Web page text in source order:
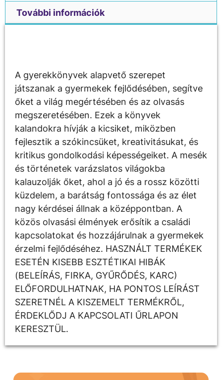
További információk
A gyerekkönyvek alapvető szerepet
játszanak a gyermekek fejlődésében, segítve
őket a világ megértésében és az olvasás
megszeretésében. Ezek a könyvek
kalandokra hívják a kicsiket, miközben
fejlesztik a szókincsüket, kreativitásukat, és
kritikus gondolkodási képességeiket. A mesék
és történetek varázslatos világokba
kalauzolják őket, ahol a jó és a rossz közötti
küzdelem, a barátság fontossága és az élet
nagy kérdései állnak a középpontban. A
közös olvasási élmények erősítik a családi
kapcsolatokat és hozzájárulnak a gyermekek
érzelmi fejlődéséhez. HASZNÁLT TERMÉKEK
ESETÉN KISEBB ESZTÉTIKAI HIBÁK
(BELEÍRÁS, FIRKA, GYŰRŐDÉS, KARC)
ELŐFORDULHATNAK, HA PONTOS LEÍRÁST
SZERETNÉL A KISZEMELT TERMÉKRŐL,
ÉRDEKLŐDJ A KAPCSOLATI ŰRLAPON
KERESZTÜL.